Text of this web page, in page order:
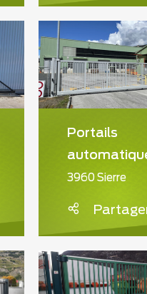
Portails
3960 Sierre